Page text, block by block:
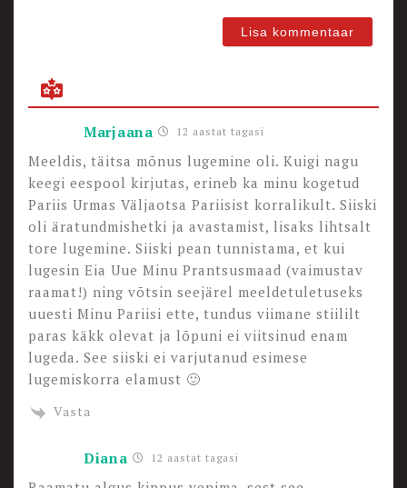
Marjaana 12 aastat tagasi
Meeldis, täitsa mõnus lugemine oli. Kuigi nagu
keegi eespool kirjutas, erineb ka minu kogetud
Pariis Urmas Väljaotsa Pariisist korralikult. Siiski
oli äratundmishetki ja avastamist, lisaks lihtsalt
tore lugemine. Siiski pean tunnistama, et kui
lugesin Eia Uue Minu Prantsusmaad (vaimustav
raamat!) ning võtsin seejärel meeldetuletuseks
uuesti Minu Pariisi ette, tundus viimane stiililt
paras käkk olevat ja lõpuni ei viitsinud enam
lugeda. See siiski ei varjutanud esimese
lugemiskorra elamust 🙂
Vasta
Diana 12 aastat tagasi